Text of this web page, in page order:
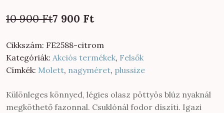
10 900Ft
Original
was:
10
900 Ft.
7 900 Ft
Current
is:
7
900 Ft.
Cikkszám: FE2588-citrom
Kategóriák: Akciós termékek, Felsők
Címkék: Molett, nagyméret, plussize
Különleges könnyed, légies olasz pöttyös blúz nyaknál
megköthető fazonnal. Csuklónál fodor díszíti. Igazi